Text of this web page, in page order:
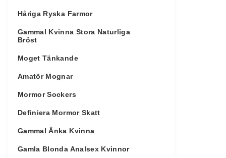
Håriga Ryska Farmor
Gammal Kvinna Stora Naturliga
Bröst
Moget Tänkande
Amatör Mognar
Mormor Sockers
Definiera Mormor Skatt
Gammal Änka Kvinna
Gamla Blonda Analsex Kvinnor